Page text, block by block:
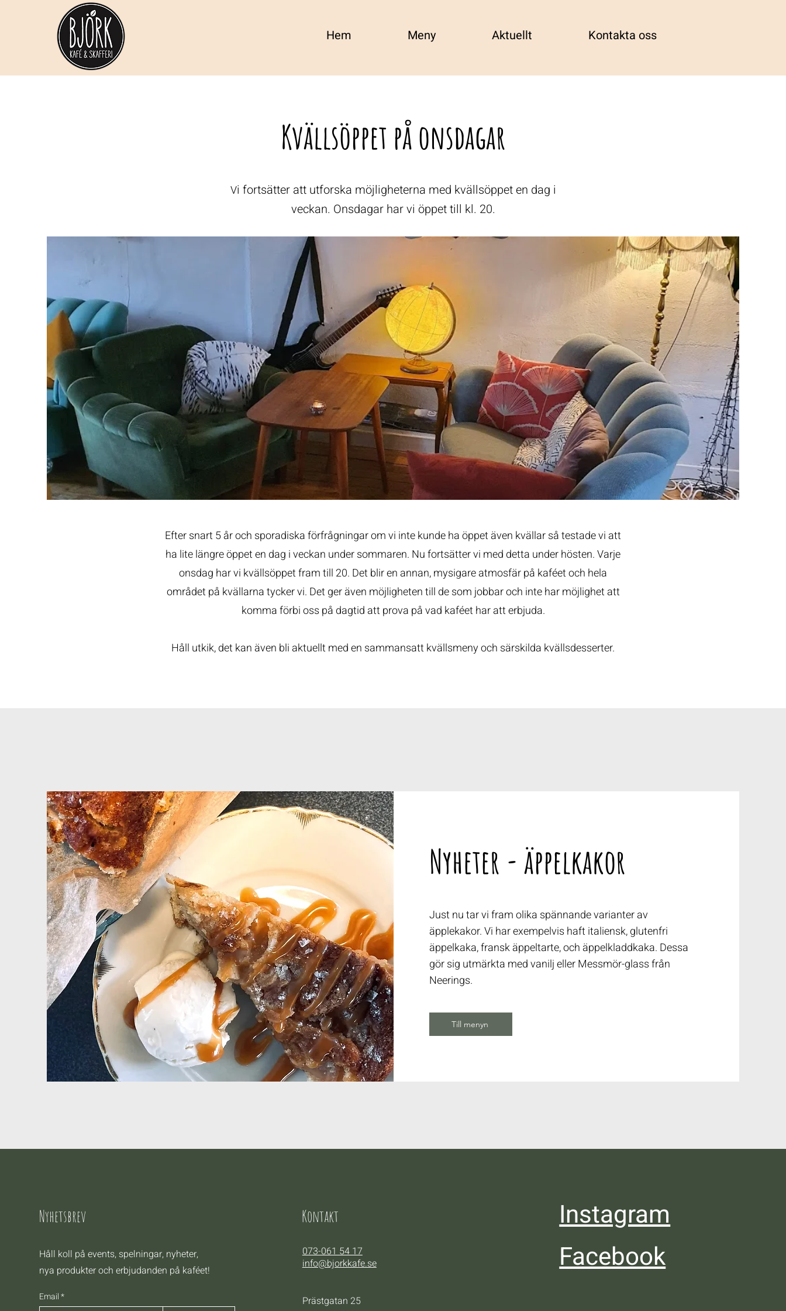
Hem Meny Aktuellt Kontakta oss
Kvällsöppet på onsdagar
Vi fortsätter att utforska möjligheterna med kvällsöppet en dag i
veckan. Onsdagar har vi öppet till kl. 20.
Efter snart 5 år och sporadiska förfrågningar om vi inte kunde ha öppet även kvällar så testade vi att
ha lite längre öppet en dag i veckan under sommaren. Nu fortsätter vi med detta under hösten. Varje
onsdag har vi kvällsöppet fram till 20. Det blir en annan, mysigare atmosfär på kaféet och hela
området på kvällarna tycker vi. Det ger även möjligheten till de som jobbar och inte har möjlighet att
komma förbi oss på dagtid att prova på vad kaféet har att erbjuda.
Håll utkik, det kan även bli aktuellt med en sammansatt kvällsmeny och särskilda kvällsdesserter.
Nyheter - äppelkakor
Just nu tar vi fram olika spännande varianter av
äpplekakor. Vi har exempelvis haft italiensk, glutenfri
äppelkaka, fransk äppeltarte, och äppelkladdkaka. Dessa
gör sig utmärkta med vanilj eller Messmör-glass från
Neerings.
Till menyn
Nyhetsbrev
Håll koll på events, spelningar, nyheter,
nya produkter och erbjudanden på kaféet!
Email
Kontakt
073-061 54 17
info@bjorkkafe.se
Prästgatan 25
Instagram
Facebook